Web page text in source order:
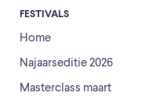
FESTIVALS
Home
Najaarseditie 2026
Masterclass maart